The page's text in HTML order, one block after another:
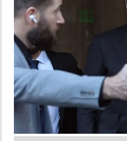
INSÓLITAS
MULTIMEDIA
IMPRESO